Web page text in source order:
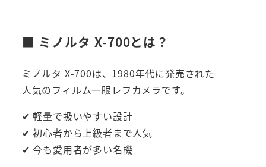
■ ミノルタ X-700とは？
ミノルタ X-700は、1980年代に発売された
人気のフィルム一眼レフカメラです。
✔ 軽量で扱いやすい設計
✔ 初心者から上級者まで人気
✔ 今も愛用者が多い名機